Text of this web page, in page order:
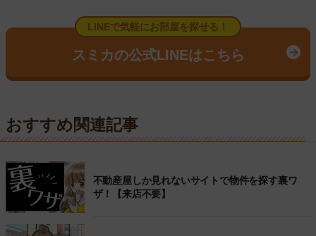
LINEで気軽にお部屋を探せる！
スミカの公式LINEはこちら
おすすめ関連記事
不動産屋しか見れないサイトで物件を探す裏ワ
ザ！【来店不要】